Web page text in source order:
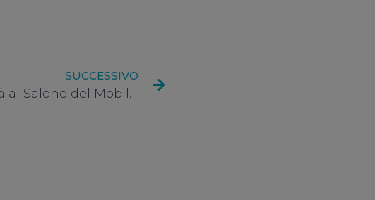
.
SUCCESSIVO
Sabato di novità al Salone del Mobile di Milano 2016